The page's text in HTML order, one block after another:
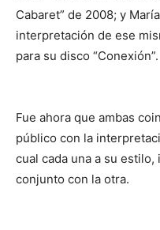
Cabaret” de 2008; y
interpretación de ese
para su disco “Conexión”.
Fue ahora que ambas
público con la
cual cada una a su
conjunto con la otra.